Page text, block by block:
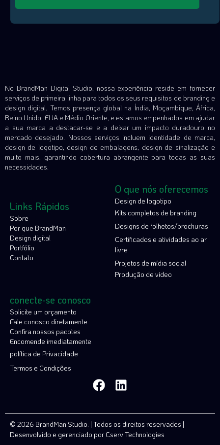
No BrandMan Digital Studio, nossa experiência reside em fornecer
serviços de primeira linha para todos os seus requisitos de branding e
design digital. Temos presença global na Índia, Moçambique, África,
Reino Unido, EUA e Médio Oriente, e estamos empenhados em ajudar
a sua marca a destacar-se e a deixar um impacto duradouro no
mercado desejado. Nossos serviços incluem identidade de marca,
design de logotipo, design de embalagens, design de sinalização e
muito mais, garantindo cobertura abrangente para todas as suas
necessidades.
Links Rápidos
Sobre
Por que BrandMan
Design digital
Portfólio
Contato
O que nós oferecemos
Design de logotipo
Kits completos de branding
Designs de folhetos/brochuras
Certificados e atividades ao ar
livre
Projetos de mídia social
Produção de vídeo
conecte-se conosco
Solicite um orçamento
Fale conosco diretamente
Confira nossos pacotes
Encomende imediatamente
política de Privacidade
Termos e Condições
© 2026 BrandMan Studio. | Todos os direitos reservados |
Desenvolvido e gerenciado por Cserv Technologies